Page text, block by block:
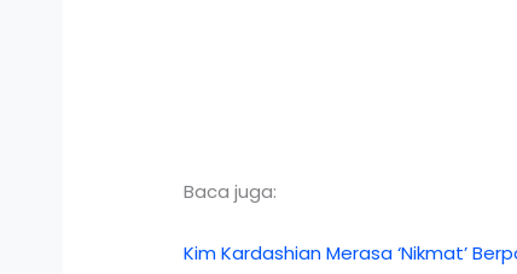
Baca juga:
Kim Kardashian Merasa ‘Nikmat’